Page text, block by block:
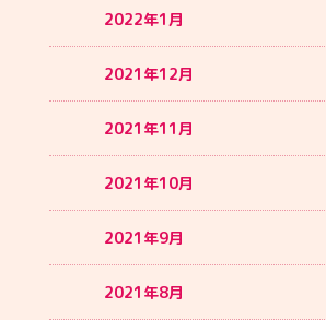
2022年1月
2021年12月
2021年11月
2021年10月
2021年9月
2021年8月